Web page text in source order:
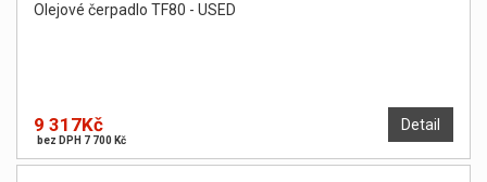
Olejové čerpadlo TF80 - USED
Detail
9 317Kč
bez DPH 7 700 Kč